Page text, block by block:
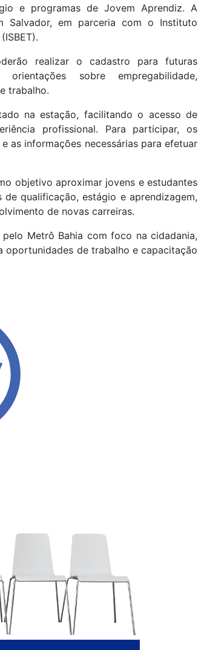
e programas de Jovem Aprendiz. A
Salvador, em parceria com o Instituto
realizar o cadastro para futuras
sobre empregabilidade,
trabalho.
na estação, facilitando o acesso de
profissional. Para participar, os
as informações necessárias para efetuar
objetivo aproximar jovens e estudantes
qualificação, estágio e aprendizagem,
de novas carreiras.
Metrô Bahia com foco na cidadania,
oportunidades de trabalho e capacitação